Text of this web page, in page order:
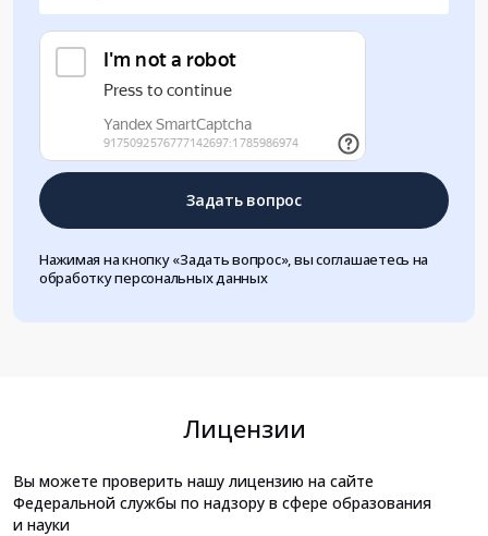
Задать вопрос
Нажимая на кнопку «Задать вопрос», вы соглашаетесь на
обработку персональных данных
Лицензии
Вы можете проверить нашу лицензию на сайте
Федеральной службы по надзору в сфере образования
и науки